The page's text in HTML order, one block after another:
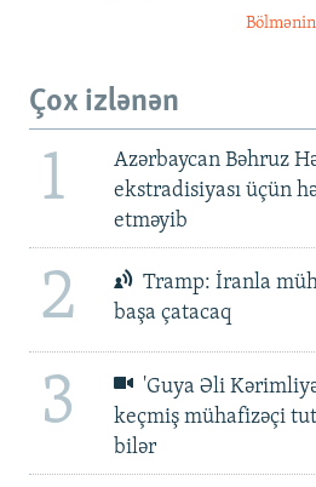
Çox izlənən
1
Azərbaycan Bəhruz
ekstradisiyası üçün
etməyib
2
Tramp: İranla
başa çatacaq
3
'Guya Əli
keçmiş mühafizəçi
bilər